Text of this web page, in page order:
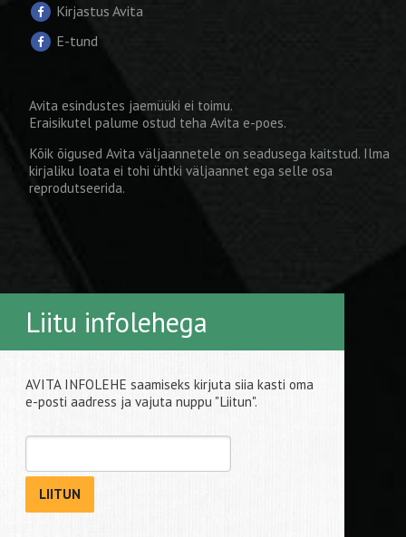
Kirjastus Avita
E-tund
Avita esindustes jaemüüki ei toimu.
Eraisikutel palume ostud teha Avita e-poes.
Kõik õigused Avita väljaannetele on seadusega kaitstud. Ilma
kirjaliku loata ei tohi ühtki väljaannet ega selle osa
reprodutseerida.
Liitu infolehega
AVITA INFOLEHE saamiseks kirjuta siia kasti oma
e-posti aadress ja vajuta nuppu "Liitun".
LIITUN